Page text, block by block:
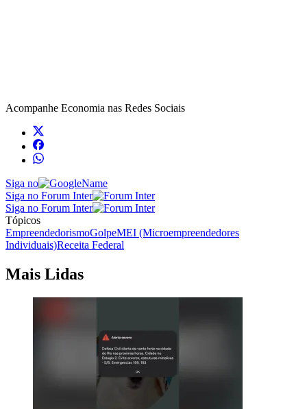
Acompanhe Economia nas Redes Sociais
Siga no
Siga no Forum Inter
Siga no Forum Inter
Tópicos
EmpreendedorismoGolpeMEI (Microempreendedores
Individuais)Receita Federal
Mais Lidas